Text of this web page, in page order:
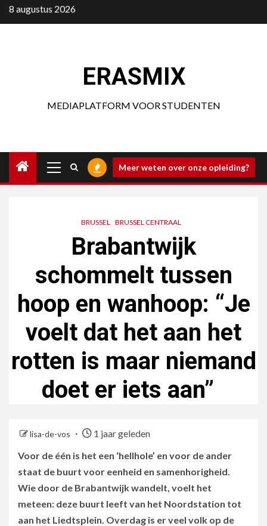
Ga
naar
8 augustus 2026
ERASMIX
MEDIAPLATFORM VOOR STUDENTEN
menu
Meer weten over onze opleiding?
BRUSSEL BRUSSEL CENTRAAL
Brabantwijk
schommelt tussen
hoop en wanhoop: “Je
voelt dat het aan het
rotten is maar niemand
doet er iets aan”
lisa-de-vos
1 jaar geleden
Voor de één is het een ‘hellhole’ en voor de ander
staat de buurt voor eenheid en samenhorigheid.
Wie door de Brabantwijk wandelt, voelt het
meteen: deze buurt leeft van het Noordstation tot
aan het Liedtsplein. Overdag is er veel volk op de